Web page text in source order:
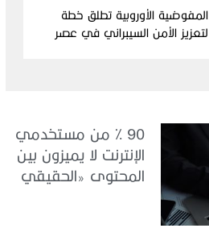
المفوضية الأوروبية تطلق خطة
لتعزيز الأمن السيبراني في عصر
90 % من مستخدمي
الإنترنت لا يميزون بين
المحتوى «الحقيقي